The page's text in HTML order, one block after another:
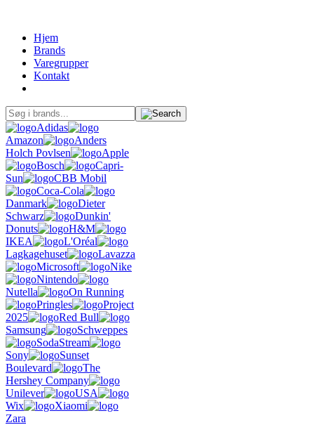
Hjem
Brands
Varegrupper
Kontakt
Adidas
Amazon
Anders
Holch Povlsen
Apple
Bosch
Capri-
Sun
CBB Mobil
Coca-Cola
Danmark
Dieter
Schwarz
Dunkin'
Donuts
H&M
IKEA
L'Oréal
Lagkagehuset
Lavazza
Microsoft
Nike
Nintendo
Nutella
On Running
Pringles
Project
2025
Red Bull
Samsung
Schweppes
SodaStream
Sony
Sunset
Boulevard
The
Hershey Company
Unilever
USA
Wix
Xiaomi
Zara